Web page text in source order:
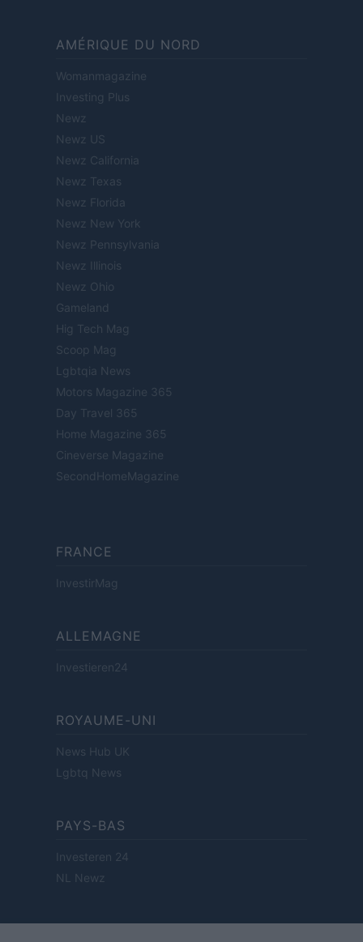
AMÉRIQUE DU NORD
Womanmagazine
Investing Plus
Newz
Newz US
Newz California
Newz Texas
Newz Florida
Newz New York
Newz Pennsylvania
Newz Illinois
Newz Ohio
Gameland
Hig Tech Mag
Scoop Mag
Lgbtqia News
Motors Magazine 365
Day Travel 365
Home Magazine 365
Cineverse Magazine
SecondHomeMagazine
FRANCE
InvestirMag
ALLEMAGNE
Investieren24
ROYAUME-UNI
News Hub UK
Lgbtq News
PAYS-BAS
Investeren 24
NL Newz